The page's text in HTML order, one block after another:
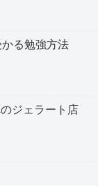
る勉強方法
ジェラート店